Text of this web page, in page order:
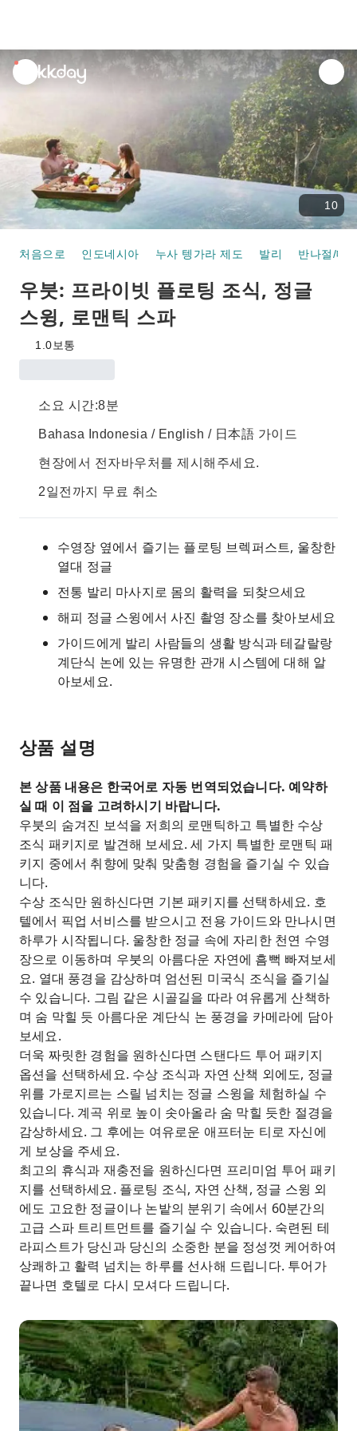
unread
notifications
10
처음으로 인도네시아 누사 텡가라 제도 발리 반나절/데
우붓: 프라이빗 플로팅 조식, 정글
스윙, 로맨틱 스파
1.0보통
소요 시간:8분
Bahasa Indonesia / English / 日本語 가이드
현장에서 전자바우처를 제시해주세요.
2일전까지 무료 취소
수영장 옆에서 즐기는 플로팅 브렉퍼스트, 울창한
열대 정글
전통 발리 마사지로 몸의 활력을 되찾으세요
해피 정글 스윙에서 사진 촬영 장소를 찾아보세요
가이드에게 발리 사람들의 생활 방식과 테갈랄랑
계단식 논에 있는 유명한 관개 시스템에 대해 알
아보세요.
상품 설명
본 상품 내용은 한국어로 자동 번역되었습니다. 예약하
실 때 이 점을 고려하시기 바랍니다.
우붓의 숨겨진 보석을 저희의 로맨틱하고 특별한 수상
조식 패키지로 발견해 보세요. 세 가지 특별한 로맨틱 패
키지 중에서 취향에 맞춰 맞춤형 경험을 즐기실 수 있습
니다.
수상 조식만 원하신다면 기본 패키지를 선택하세요. 호
텔에서 픽업 서비스를 받으시고 전용 가이드와 만나시면
하루가 시작됩니다. 울창한 정글 속에 자리한 천연 수영
장으로 이동하며 우붓의 아름다운 자연에 흠뻑 빠져보세
요. 열대 풍경을 감상하며 엄선된 미국식 조식을 즐기실
수 있습니다. 그림 같은 시골길을 따라 여유롭게 산책하
며 숨 막힐 듯 아름다운 계단식 논 풍경을 카메라에 담아
보세요.
더욱 짜릿한 경험을 원하신다면 스탠다드 투어 패키지
옵션을 선택하세요. 수상 조식과 자연 산책 외에도, 정글
위를 가로지르는 스릴 넘치는 정글 스윙을 체험하실 수
있습니다. 계곡 위로 높이 솟아올라 숨 막힐 듯한 절경을
감상하세요. 그 후에는 여유로운 애프터눈 티로 자신에
게 보상을 주세요.
최고의 휴식과 재충전을 원하신다면 프리미엄 투어 패키
지를 선택하세요. 플로팅 조식, 자연 산책, 정글 스윙 외
에도 고요한 정글이나 논밭의 분위기 속에서 60분간의
고급 스파 트리트먼트를 즐기실 수 있습니다. 숙련된 테
라피스트가 당신과 당신의 소중한 분을 정성껏 케어하여
상쾌하고 활력 넘치는 하루를 선사해 드립니다. 투어가
끝나면 호텔로 다시 모셔다 드립니다.